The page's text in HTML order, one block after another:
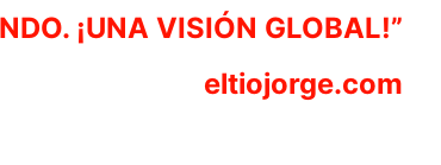
¡UNA VISIÓN GLOBAL!”
eltiojorge.com